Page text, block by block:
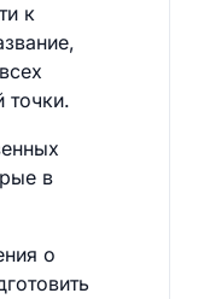
к
точки.
в
о